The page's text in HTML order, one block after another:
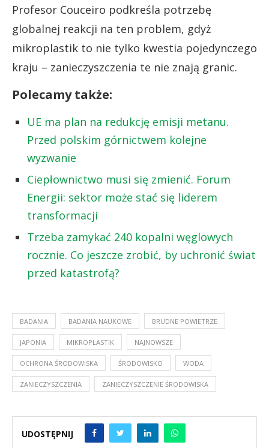
Profesor Couceiro podkreśla potrzebę
globalnej reakcji na ten problem, gdyż
mikroplastik to nie tylko kwestia pojedynczego
kraju – zanieczyszczenia te nie znają granic.
Polecamy także:
UE ma plan na redukcję emisji metanu.
Przed polskim górnictwem kolejne
wyzwanie
Ciepłownictwo musi się zmienić. Forum
Energii: sektor może stać się liderem
transformacji
Trzeba zamykać 240 kopalni węglowych
rocznie. Co jeszcze zrobić, by uchronić świat
przed katastrofą?
BADANIA BADANIA NAUKOWE BRUDNE POWIETRZE
JAPONIA MIKROPLASTIK NAJNOWSZE
OCHRONA ŚRODOWISKA ŚRODOWISKO WODA
ZANIECZYSZCZENIA ZANIECZYSZCZENIE ŚRODOWISKA
UDOSTĘPNIJ